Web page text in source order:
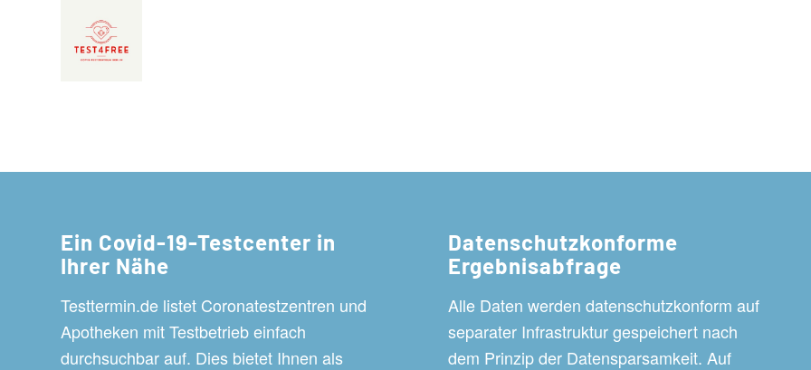
Ein Covid-19-Testcenter in
Ihrer Nähe
Testtermin.de listet Coronatestzentren und
Apotheken mit Testbetrieb einfach
durchsuchbar auf. Dies bietet Ihnen als
Datenschutzkonforme
Ergebnisabfrage
Alle Daten werden datenschutzkonform auf
separater Infrastruktur gespeichert nach
dem Prinzip der Datensparsamkeit. Auf